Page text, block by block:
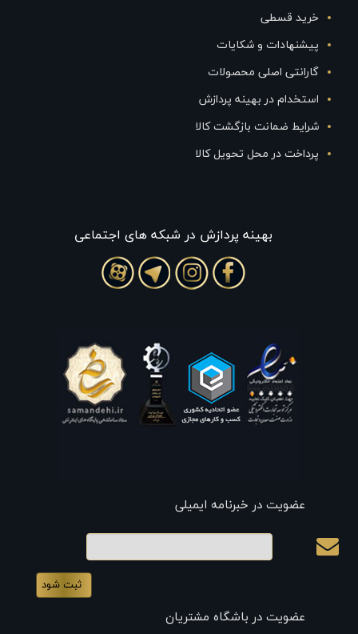
خرید قسطی
پیشنهادات و شکایات
گارانتی اصلی محصولات
استخدام در بهینه پردازش
شرایط ضمانت بازگشت کالا
پرداخت در محل تحویل کالا
بهينه پردازش در شبکه های اجتماعی
عضویت در خبرنامه ایمیلی
عضویت در باشگاه مشتریان